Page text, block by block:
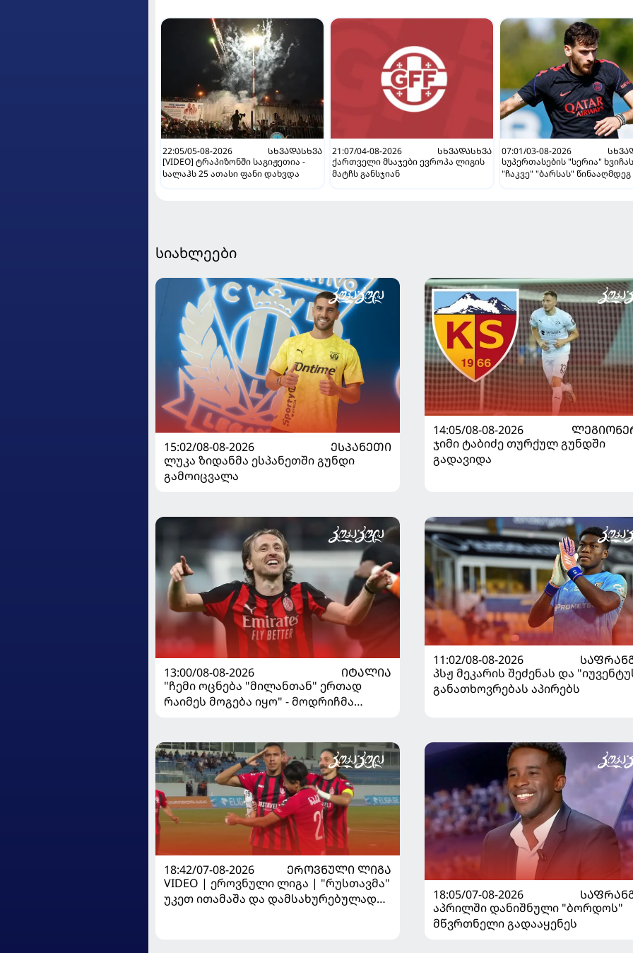
22:05/05-08-2026
ᲡᲮᲕᲐᲓᲐᲡᲮᲕᲐ
[VIDEO] ტრაპიზონში საგიჟეთია -
სალაჰს 25 ათასი ფანი დახვდა
21:07/04-08-2026
ᲡᲮᲕᲐᲓᲐᲡᲮᲕᲐ
ქართველი მსაჯები ევროპა ლიგის
მატჩს განსჯიან
07:01/03-08-2026
სუპერთასების "სერია"
"ჩაკვე" "ბარსას"
სიახლეები
15:02/08-08-2026
ᲔᲡᲞᲐᲜᲔᲗᲘ
ლუკა ზიდანმა ესპანეთში გუნდი
გამოიცვალა
14:05/08-08-2026
ჯიმი ტაბიძე თურქულ გუნდში
გადავიდა
13:00/08-08-2026
ᲘᲢᲐᲚᲘᲐ
"ჩემი ოცნება "მილანთან" ერთად
რაიმეს მოგება იყო" - მოდრიჩმა
11:02/08-08-2026
პსჟ მეკარის შეძენას და
განათხოვრებას აპირებს
18:42/07-08-2026
ᲔᲠᲝᲕᲜᲣᲚᲘ ᲚᲘᲒᲐ
VIDEO | ეროვნული ლიგა | "რუსთავმა"
უკეთ ითამაშა და დამსახურებულად
18:05/07-08-2026
აპრილში დანიშნული "ბორდოს"
მწვრთნელი გადააყენეს